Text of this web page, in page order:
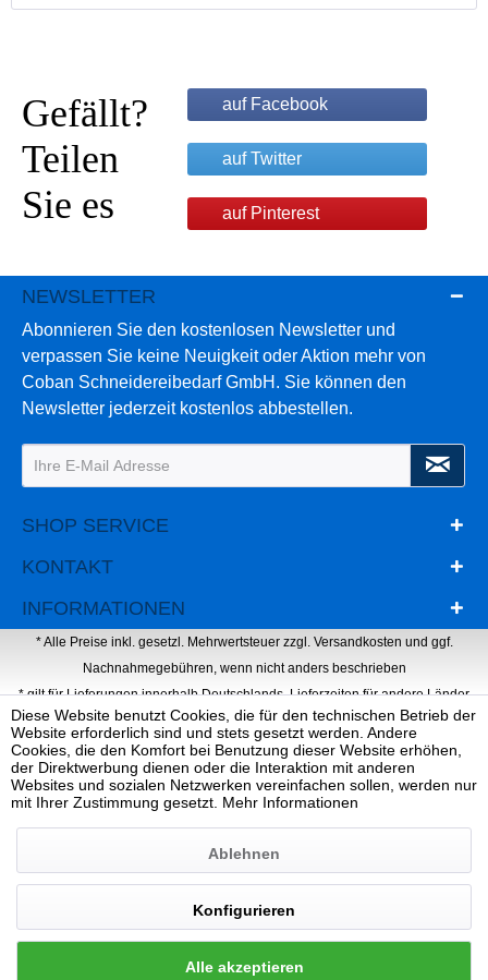
Gefällt?
Teilen
Sie es
auf Facebook
auf Twitter
auf Pinterest
NEWSLETTER
Abonnieren Sie den kostenlosen Newsletter und
verpassen Sie keine Neuigkeit oder Aktion mehr von
Coban Schneidereibedarf GmbH. Sie können den
Newsletter jederzeit kostenlos abbestellen.
SHOP SERVICE
KONTAKT
INFORMATIONEN
* Alle Preise inkl. gesetzl. Mehrwertsteuer zzgl. Versandkosten und ggf.
Nachnahmegebühren, wenn nicht anders beschrieben
* gilt für Lieferungen innerhalb Deutschlands, Lieferzeiten für andere Länder
entnehmen Sie bitte der Schaltfläche mit den Versandinformationen
Webdesign, Programmierung & Marketing von Ihrer Werbeagentur Dietz
Diese Website benutzt Cookies, die für den technischen Betrieb der
Website erforderlich sind und stets gesetzt werden. Andere
Cookies, die den Komfort bei Benutzung dieser Website erhöhen,
der Direktwerbung dienen oder die Interaktion mit anderen
Websites und sozialen Netzwerken vereinfachen sollen, werden nur
mit Ihrer Zustimmung gesetzt. Mehr Informationen
Ablehnen
Alle akzeptieren
Konfigurieren